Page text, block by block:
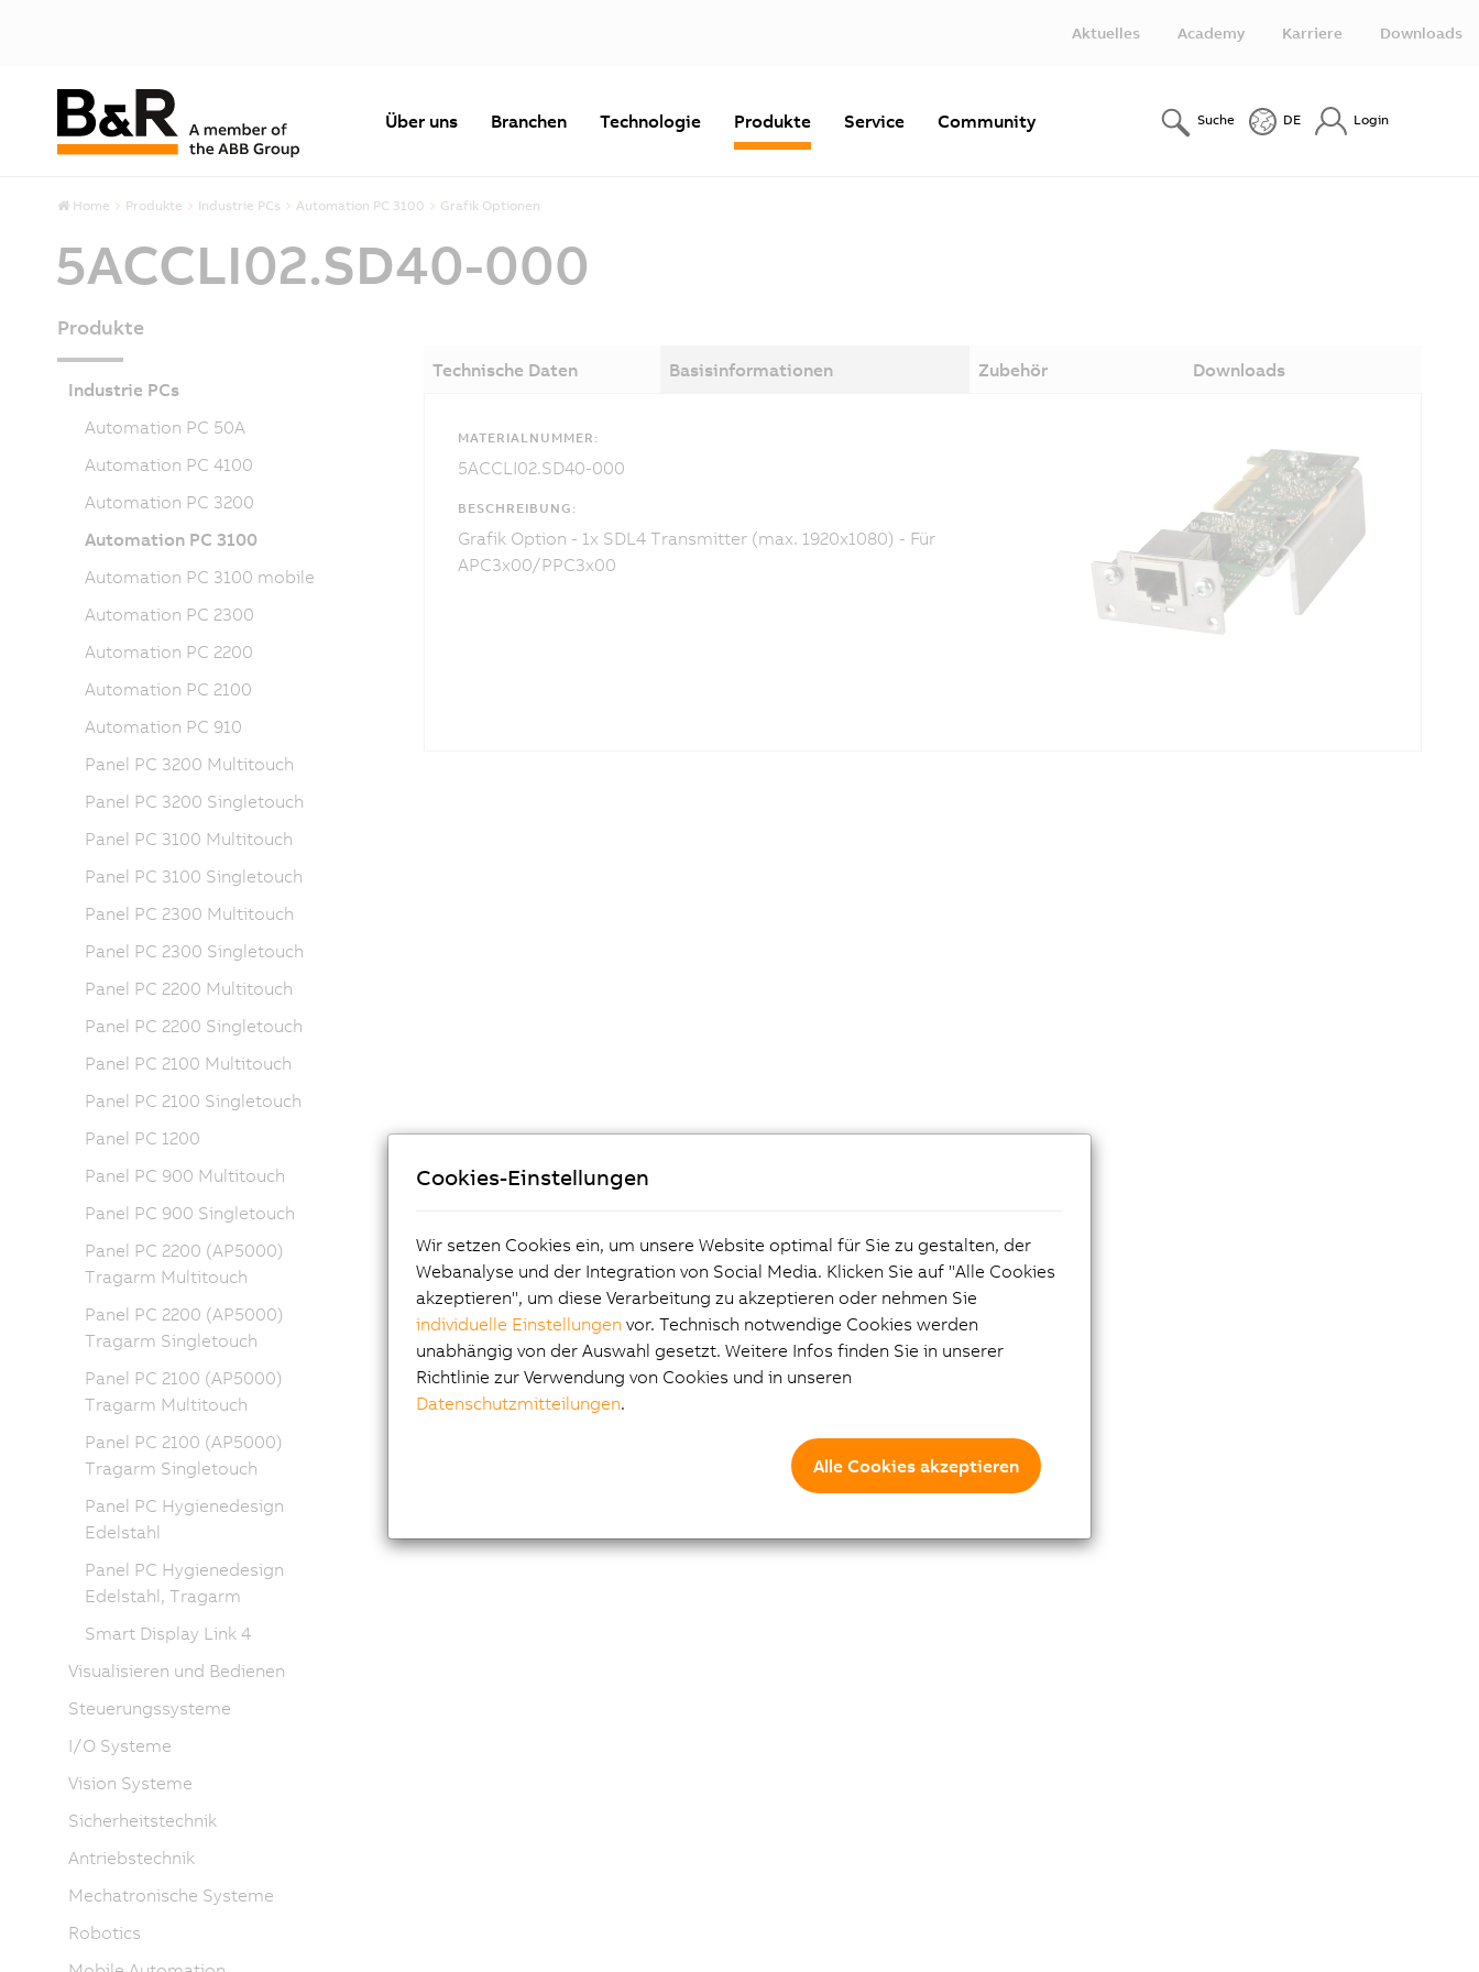
Aktuelles Academy Karriere Downloads
Über uns Branchen Technologie Produkte Service Community Suche DE Login
Home Produkte Industrie PCs Automation PC 3100 Grafik Optionen
5ACCLI02.SD40-000
Technische Daten Basisinformationen Zubehör Downloads
MATERIALNUMMER:
5ACCLI02.SD40-000
BESCHREIBUNG:
Grafik Option - 1x SDL4 Transmitter (max. 1920x1080) - Für
APC3x00/PPC3x00
Produkte
Industrie PCs
Automation PC 50A
Automation PC 4100
Automation PC 3200
Automation PC 3100
Automation PC 3100 mobile
Automation PC 2300
Automation PC 2200
Automation PC 2100
Automation PC 910
Panel PC 3200 Multitouch
Panel PC 3200 Singletouch
Panel PC 3100 Multitouch
Panel PC 3100 Singletouch
Panel PC 2300 Multitouch
Panel PC 2300 Singletouch
Panel PC 2200 Multitouch
Panel PC 2200 Singletouch
Panel PC 2100 Multitouch
Panel PC 2100 Singletouch
Panel PC 1200
Panel PC 900 Multitouch
Panel PC 900 Singletouch
Panel PC 2200 (AP5000)
Tragarm Multitouch
Panel PC 2200 (AP5000)
Tragarm Singletouch
Panel PC 2100 (AP5000)
Tragarm Multitouch
Panel PC 2100 (AP5000)
Tragarm Singletouch
Panel PC Hygienedesign
Edelstahl
Panel PC Hygienedesign
Edelstahl, Tragarm
Smart Display Link 4
Visualisieren und Bedienen
Steuerungssysteme
I/O Systeme
Vision Systeme
Sicherheitstechnik
Antriebstechnik
Mechatronische Systeme
Robotics
Cookies-Einstellungen
Wir setzen Cookies ein, um unsere Website optimal für Sie zu gestalten, der
Webanalyse und der Integration von Social Media. Klicken Sie auf "Alle Cookies
akzeptieren", um diese Verarbeitung zu akzeptieren oder nehmen Sie
individuelle Einstellungen vor. Technisch notwendige Cookies werden
unabhängig von der Auswahl gesetzt. Weitere Infos finden Sie in unserer
Richtlinie zur Verwendung von Cookies und in unseren
Datenschutzmitteilungen.
Alle Cookies akzeptieren